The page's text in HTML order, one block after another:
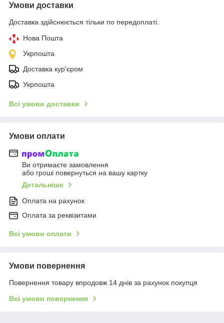
Умови доставки
Доставка здійснюється тільки по передоплаті.
Нова Пошта
Укрпошта
Доставка кур'єром
Укрпошта
Всі умови доставки
Умови оплати
Ви отримаєте замовлення
або гроші повернуться на вашу картку
Детальніше
Оплата на рахунок
Оплата за реквізитами
Всі умови оплати
Умови повернення
Повернення товару впродовж 14 днів за рахунок покупця
Всі умови повернення